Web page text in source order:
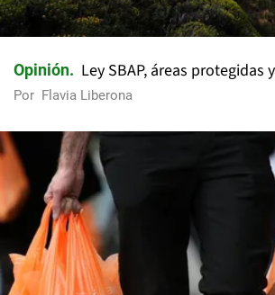
Opinión Ley SBAP, áreas protegidas
Por Flavia Liberona